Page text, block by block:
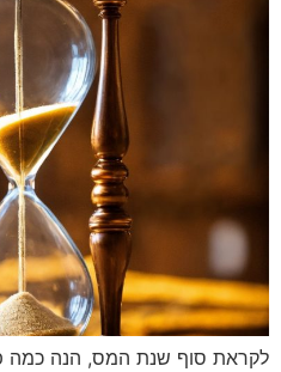
לקראת סוף שנת המס, הנה כמה